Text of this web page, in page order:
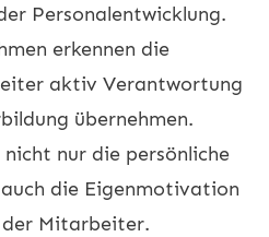
Personalentwicklung.
erkennen die
aktiv Verantwortung
übernehmen.
nur die persönliche
die Eigenmotivation
der Mitarbeiter.